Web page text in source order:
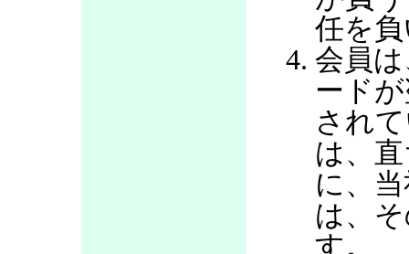
任を
会員
ード
され
は、
に、
は、
す。